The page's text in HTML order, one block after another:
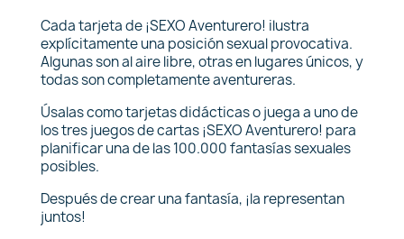
Cada tarjeta de ¡SEXO Aventurero! ilustra
explícitamente una posición sexual provocativa.
Algunas son al aire libre, otras en lugares únicos, y
todas son completamente aventureras.
Úsalas como tarjetas didácticas o juega a uno de
los tres juegos de cartas ¡SEXO Aventurero! para
planificar una de las 100.000 fantasías sexuales
posibles.
Después de crear una fantasía, ¡la representan
juntos!